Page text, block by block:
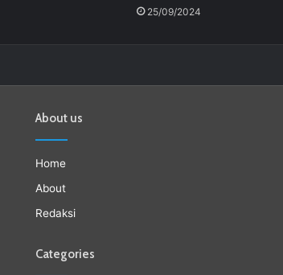
25/09/2024
About us
Home
About
Redaksi
Categories